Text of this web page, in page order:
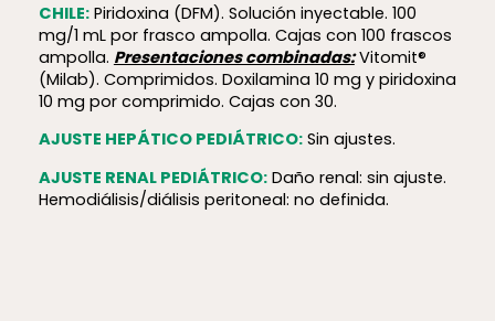
CHILE:Piridoxina (DFM). Solución inyectable. 100
mg/1 mL por frasco ampolla. Cajas con 100 frascos
ampolla. Presentaciones combinadas:Vitomit®
(Milab). Comprimidos. Doxilamina 10 mg y piridoxina
10 mg por comprimido. Cajas con 30.
AJUSTE HEPÁTICO PEDIÁTRICO:Sin ajustes.
AJUSTE RENAL PEDIÁTRICO:Daño renal: sin ajuste.
Hemodiálisis/diálisis peritoneal: no definida.